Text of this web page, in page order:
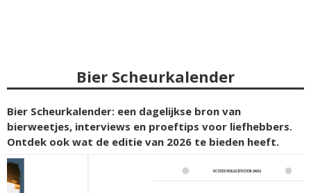
Bier Scheurkalender
Bier Scheurkalender: een dagelijkse bron van
bierweetjes, interviews en proeftips voor liefhebbers.
Ontdek ook wat de editie van 2026 te bieden heeft.